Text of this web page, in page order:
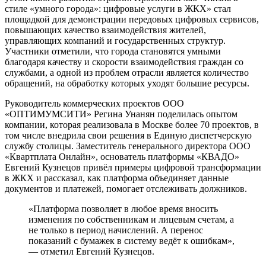
стиле «умного города»: цифровые услуги в ЖКХ» стал
площадкой для демонстрации передовых цифровых сервисов,
повышающих качество взаимодействия жителей,
управляющих компаний и государственных структур.
Участники отметили, что города становятся умными
благодаря качеству и скорости взаимодействия граждан со
службами, а одной из проблем отрасли является количество
обращений, на обработку которых уходят большие ресурсы.
Руководитель коммерческих проектов ООО
«ОПТИМУМСИТИ» Регина Унанян поделилась опытом
компании, которая реализовала в Москве более 70 проектов, в
том числе внедрила свои решения в Единую диспетчерскую
службу столицы. Заместитель генерального директора ООО
«Квартплата Онлайн», основатель платформы «КВАДО»
Евгений Кузнецов привёл примеры цифровой трансформации
в ЖКХ и рассказал, как платформа объединяет данные
документов и платежей, помогает отслеживать должников.
«Платформа позволяет в любое время вносить
изменения по собственникам и лицевым счетам, а
не только в период начислений. А перенос
показаний с бумажек в систему ведёт к ошибкам»,
— отметил Евгений Кузнецов.